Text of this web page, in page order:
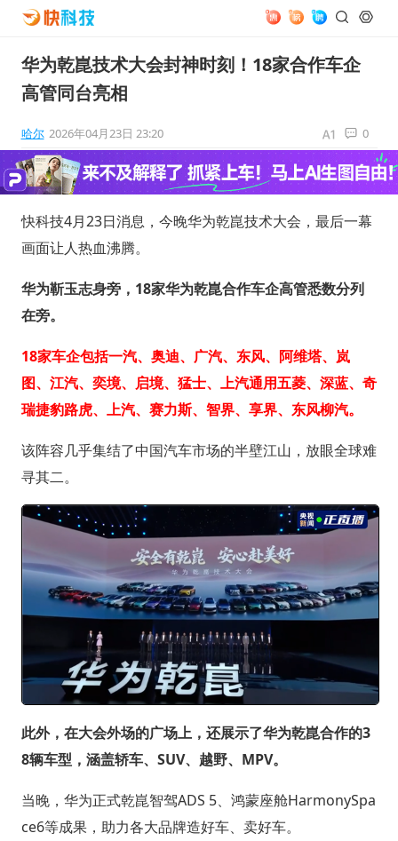
华为乾崑技术大会封神时刻！18家合作车企
高管同台亮相
哈尔 2026年04月23日 23:20 0
快科技4月23日消息，今晚华为乾崑技术大会，最后一幕
画面让人热血沸腾。
华为靳玉志身旁，18家华为乾崑合作车企高管悉数分列
在旁。
18家车企包括一汽、奥迪、广汽、东风、阿维塔、岚
图、江汽、奕境、启境、猛士、上汽通用五菱、深蓝、奇
瑞捷豹路虎、上汽、赛力斯、智界、享界、东风柳汽。
该阵容几乎集结了中国汽车市场的半壁江山，放眼全球难
寻其二。
此外，在大会外场的广场上，还展示了华为乾崑合作的3
8辆车型，涵盖轿车、SUV、越野、MPV。
当晚，华为正式乾崑智驾ADS 5、鸿蒙座舱HarmonySpa
ce6等成果，助力各大品牌造好车、卖好车。